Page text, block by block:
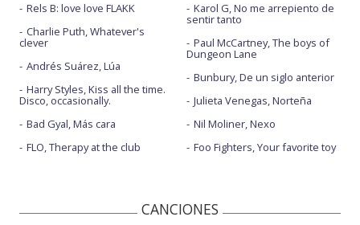
Rels B: love love FLAKK
Charlie Puth, Whatever's
clever
Andrés Suárez, Lúa
Harry Styles, Kiss all the time.
Disco, occasionally.
Bad Gyal, Más cara
FLO, Therapy at the club
Karol G, No me arrepiento de
sentir tanto
Paul McCartney, The boys of
Dungeon Lane
Bunbury, De un siglo anterior
Julieta Venegas, Norteña
Nil Moliner, Nexo
Foo Fighters, Your favorite toy
CANCIONES